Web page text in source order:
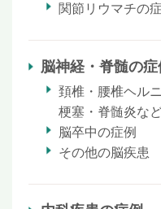
関節リウマチの
脳神経・脊髄の症
頚椎・腰椎ヘル
梗塞・脊髄炎な
脳卒中の症例
その他の脳疾患